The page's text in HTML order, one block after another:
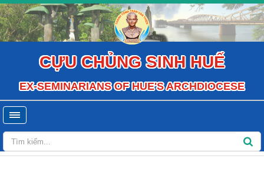
CỰU CHỦNG SINH HUẾ
EX-SEMINARIANS OF HUE'S ARCHDIOCESE